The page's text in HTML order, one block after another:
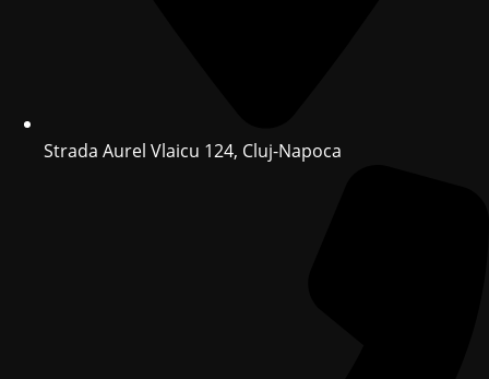
Strada Aurel Vlaicu 124, Cluj-Napoca